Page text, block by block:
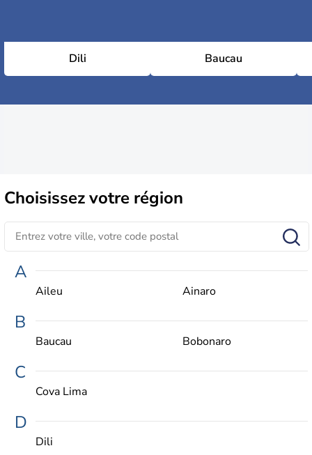
Dili Baucau
Choisissezvotre région
A
Aileu Ainaro
B
Baucau Bobonaro
C
Cova Lima
D
Dili